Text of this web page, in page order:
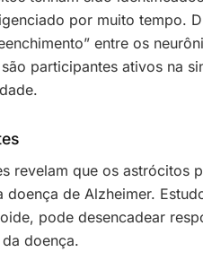
por muito tempo.
entre os
participantes ativos na
revelam que os
doença de Alzheimer.
pode desencadear
doença.